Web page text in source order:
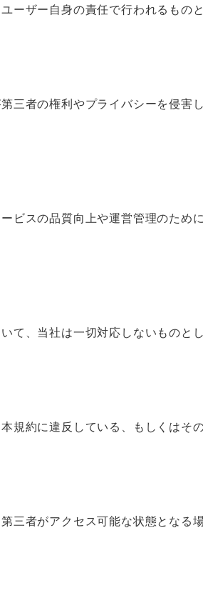
ーザー自身の責任で行われるもの
三者の権利やプライバシーを侵
ビスの品質向上や運営管理のた
て、当社は一切対応しないものとし
規約に違反している、もしくはそ
三者がアクセス可能な状態となる